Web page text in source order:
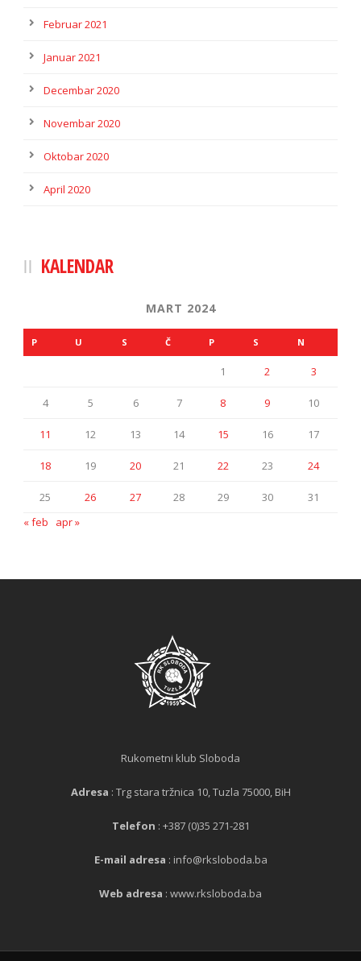
Februar 2021
Januar 2021
Decembar 2020
Novembar 2020
Oktobar 2020
April 2020
KALENDAR
MART 2024
P U S Č P S N
1 2 3
4 5 6 7 8 9 10
11 12 13 14 15 16 17
18 19 20 21 22 23 24
25 26 27 28 29 30
31
« feb
apr »
Rukometni klub Sloboda
Adresa : Trg stara tržnica 10, Tuzla 75000, BiH
Telefon : +387 (0)35 271-281
E-mail adresa : info@rksloboda.ba
Web adresa : www.rksloboda.ba